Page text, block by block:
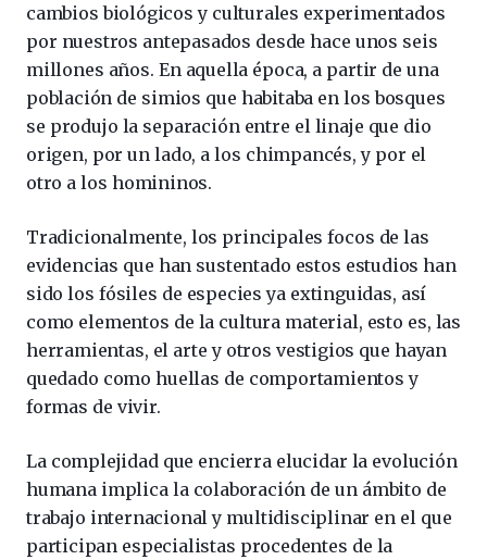
cambios biológicos y culturales experimentados
por nuestros antepasados desde hace unos seis
millones años. En aquella época, a partir de una
población de simios que habitaba en los bosques
se produjo la separación entre el linaje que dio
origen, por un lado, a los chimpancés, y por el
otro a los homininos.
Tradicionalmente, los principales focos de las
evidencias que han sustentado estos estudios han
sido los fósiles de especies ya extinguidas, así
como elementos de la cultura material, esto es, las
herramientas, el arte y otros vestigios que hayan
quedado como huellas de comportamientos y
formas de vivir.
La complejidad que encierra elucidar la evolución
humana implica la colaboración de un ámbito de
trabajo internacional y multidisciplinar en el que
participan especialistas procedentes de la